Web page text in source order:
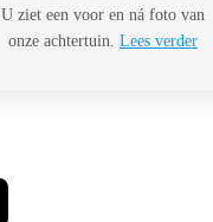
U ziet een voor en ná foto van
onze achtertuin. Lees verder